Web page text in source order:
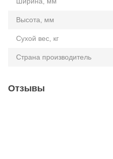
Высота, мм
Сухой вес, кг
Страна производитель
Отзывы